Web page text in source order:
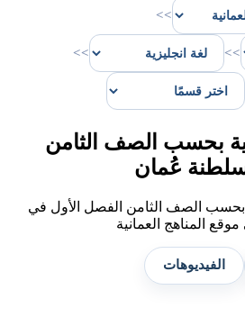
>>
>>
>>
بحسب الصف الثامن
عُمان
الصف الثامن الفصل الأول في
المناهج العمانية
الفيديوهات